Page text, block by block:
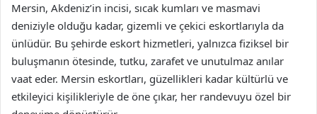
Mersin, Akdeniz’in incisi, sıcak kumları ve masmavi
deniziyle olduğu kadar, gizemli ve çekici eskortlarıyla da
ünlüdür. Bu şehirde eskort hizmetleri, yalnızca fiziksel bir
buluşmanın ötesinde, tutku, zarafet ve unutulmaz anılar
vaat eder. Mersin eskortları, güzellikleri kadar kültürlü ve
etkileyici kişilikleriyle de öne çıkar, her randevuyu özel bir